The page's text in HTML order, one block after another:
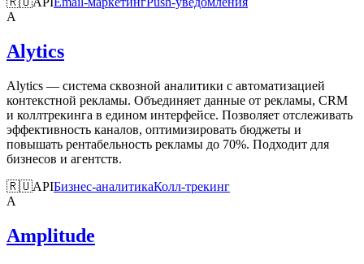
A
Alytics
Alytics — система сквозной аналитики с автоматизацией
контекстной рекламы. Объединяет данные от рекламы, CRM
и коллтрекинга в едином интерфейсе. Позволяет отслеживать
эффективность каналов, оптимизировать бюджеты и
повышать рентабельность рекламы до 70%. Подходит для
бизнесов и агентств.
🇷🇺APIБизнес-аналитикаКолл-трекинг
A
Amplitude